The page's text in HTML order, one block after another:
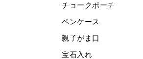
チョークポーチ
ペンケース
親子がま口
宝石入れ